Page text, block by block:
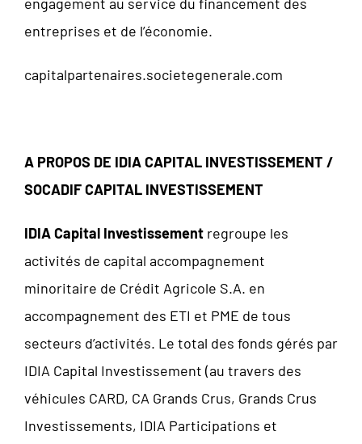
entreprises et de l’économie.
capitalpartenaires.societegenerale.com
A PROPOS DE IDIA CAPITAL INVESTISSEMENT /
SOCADIF CAPITAL INVESTISSEMENT
IDIA Capital Investissement regroupe les
activités de capital accompagnement
minoritaire de Crédit Agricole S.A. en
accompagnement des ETI et PME de tous
secteurs d’activités. Le total des fonds gérés par
IDIA Capital Investissement (au travers des
véhicules CARD, CA Grands Crus, Grands Crus
Investissements, IDIA Participations et